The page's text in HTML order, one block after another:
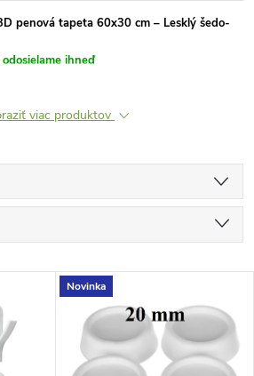
penová tapeta 60x30 cm – Lesklý šedo-
ihneď
viac produktov
Novinka